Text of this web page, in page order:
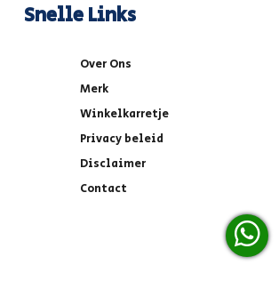
Snelle Links
Over Ons
Merk
Winkelkarretje
Privacy beleid
Disclaimer
Contact